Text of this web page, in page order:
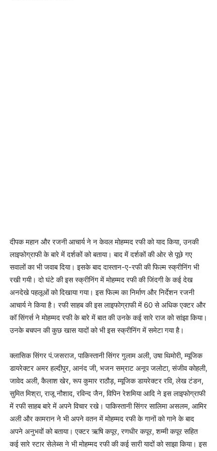
दीपक महान और रजनी आचार्य ने न केवल मोहम्मद रफी को याद किया, उनकी
लाइफोग्राफी के बारे में दर्शकों को बताया। बाद में दर्शकों की ओर से पूछे गए
सवालों का भी जवाब दिया। इसके बाद दास्तान-ए-रफी की फिल्म स्क्रीनिंग भी
रखी गयी। दो घंटे की इस स्क्रीनिंग में मोहम्मद रफी की जिंदगी के कई देख
अनदेखे पहलूओं को दिखाया गया। इस फिल्म का निर्माण और निर्देशन रजनी
आचार्य ने किया है। रफी साहब की इस लाइफोग्राफी में 60 से अधिक एक्टर और
कॉ सिंगर्स ने मोहम्मद रफी के बारे में बात की उनके कई सारे राज को सांझा किया।
उनके बचपन की कुछ खास यादों को भी इस स्क्रीनिंग में समेटा गया है।
क्लासिक सिंगर पं.जसराज, पाकिस्तानी सिंगर गुलाम अली, उषा थिमोरी, म्यूजिक
डायरेक्टर अमर हल्दीपुर, आनंद जी, भजन सम्राट अनूप जलोटा, संजीव कोहली,
जावेद अली, कैलाश खेर, रूप कुमार राठौड़, म्यूजिक डायरेक्टर रवि, लेख टंडन,
सुमित मिश्रा, राजू नौशाद, रविन्द जैन, विपिन रेशमिया आदि ने इस लाइफोग्राफी
में रफी साहब बारे में अपने विचार रखे। पाकिस्तानी सिंगर सालिमा असलम, आमिर
अली और कामरान ने भी अपने वतन में मोहम्मद रफी के गानों को गाने के बाद
अपने अनुभवों को बताया। एक्टर ऋषि कपूर, रणधीर कपूर, शम्मी कपूर सहित
कई सारे स्टार सेलेब्स ने भी मोहम्मद रफी की कई सारी यादों को साझा किया। इस